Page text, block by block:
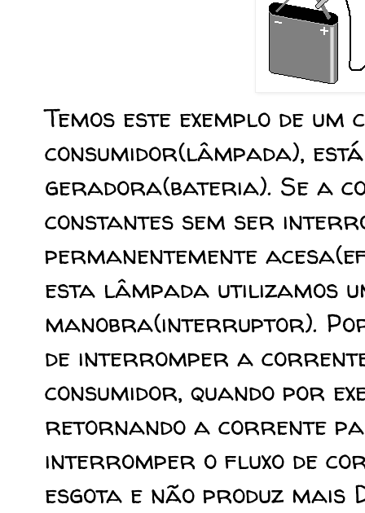
Temos este exemplo de
consumidor(lâmpada),
geradora(bateria). Se a
constantes sem ser
permanentemente
esta lâmpada utilizamos
manobra(interruptor).
de interromper a
consumidor, quando por
retornando a corrente
interromper o fluxo de
esgota e não produz mais